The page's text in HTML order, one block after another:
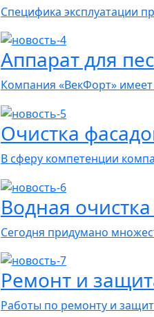
Специфика эксплуатации
Аппарат для
Компания «ВекФорт»
Очистка
В сферу компетенции
Водная
Сегодня придумано
Ремонт и
Работы по ремонту и